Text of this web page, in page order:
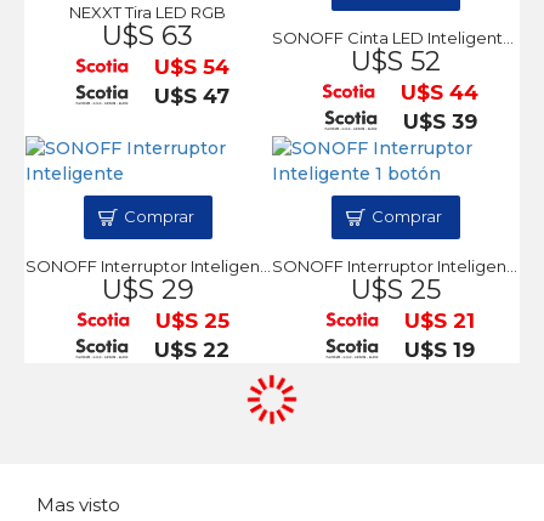
NEXXT Tira LED RGB
U$S 63
U$S 54
U$S 47
U$S 52
U$S 44
U$S 39
U$S 29
U$S 25
U$S 22
Comprar
U$S 25
U$S 21
U$S 19
Comprar
Mas visto